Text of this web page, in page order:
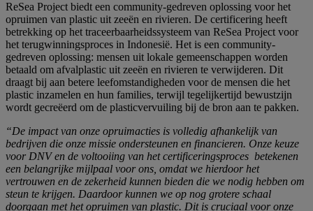
ReSea Project biedt een community-gedreven oplossing voor het
opruimen van plastic uit zeeën en rivieren. De certificering heeft
betrekking op het traceerbaarheidssysteem van ReSea Project voor
het terugwinningsproces in Indonesië. Het is een community-
gedreven oplossing: mensen uit lokale gemeenschappen worden
betaald om afvalplastic uit zeeën en rivieren te verwijderen. Dit
draagt bij aan betere leefomstandigheden voor de mensen die het
plastic inzamelen en hun families, terwijl tegelijkertijd bewustzijn
wordt gecreëerd om de plasticvervuiling bij de bron aan te pakken.
“De impact van onze opruimacties is volledig afhankelijk van
bedrijven die onze missie ondersteunen en financieren. Onze keuze
voor DNV en de voltooiing van het certificeringsproces betekenen
een belangrijke mijlpaal voor ons, omdat we hierdoor het
vertrouwen en de zekerheid kunnen bieden die we nodig hebben om
steun te krijgen. Daardoor kunnen we op nog grotere schaal
doorgaan met het opruimen van plastic. Dit is cruciaal voor onze